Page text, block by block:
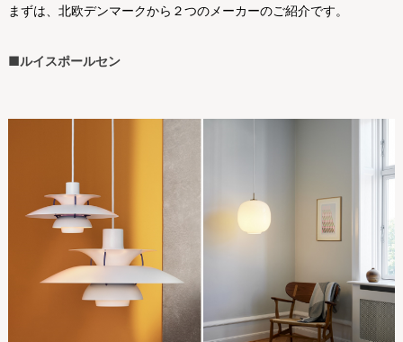
まずは、北欧デンマークから２つのメーカーのご紹介です。
■ルイスポールセン